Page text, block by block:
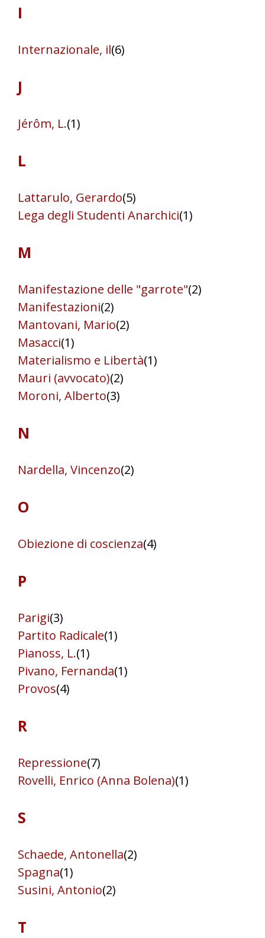
I
Internazionale, il(6)
J
Jérôm, L.(1)
L
Lattarulo, Gerardo(5)
Lega degli Studenti Anarchici(1)
M
Manifestazione delle "garrote"(2)
Manifestazioni(2)
Mantovani, Mario(2)
Masacci(1)
Materialismo e Libertà(1)
Mauri (avvocato)(2)
Moroni, Alberto(3)
N
Nardella, Vincenzo(2)
O
Obiezione di coscienza(4)
P
Parigi(3)
Partito Radicale(1)
Pianoss, L.(1)
Pivano, Fernanda(1)
Provos(4)
R
Repressione(7)
Rovelli, Enrico (Anna Bolena)(1)
S
Schaede, Antonella(2)
Spagna(1)
Susini, Antonio(2)
T